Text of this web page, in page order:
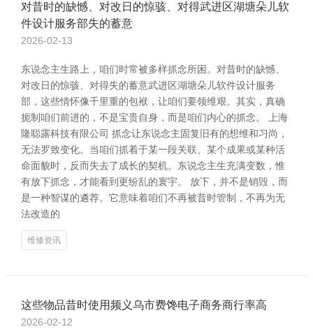
对昔时的缺憾、对改日的惊骇、对得武进区湖塘朵儿软
件设计服务部失的蓄意
2026-02-13
东说念主生路上，咱们时常被多样抓念所困。对昔时的缺憾、
对改日的惊骇、对得失的蓄意武进区湖塘朵儿软件设计服务
部，这些情怀像千里重的包袱，让咱们要领维艰。其实，真确
扼制咱们前进的，不是宝贵自身，而是咱们内心的抓念。 上海
隆聪露科技有限公司 抓念让东说念主固复旧有的想维和习尚，
无法罗致变化。当咱们抓着于某一段关联、某个成果或某种活
命面貌时，反而失去了成长的契机。东说念主生充满变数，惟
有放下抓念，才能看到更纷乱的寰宇。 放下，并不是销毁，而
是一种智谋的遴荐。它意味着咱们不再被昔时管制，不再为无
法改造的
维修资讯
这些物品昔时使用频义乌市费馋电子商务商行率高
2026-02-12